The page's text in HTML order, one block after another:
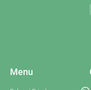
Menu